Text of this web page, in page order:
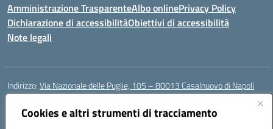
Cookies e altri strumenti di tracciamento
Amministrazione TrasparenteAlbo onlinePrivacy Policy
Dichiarazione di accessibilitàObiettivi di accessibilità
Note legali
Indirizzo:Via Nazionale delle Puglie, 105 – 80013 Casalnuovo di Napoli
Centralino:
Email:naee32300a@istruzione.it